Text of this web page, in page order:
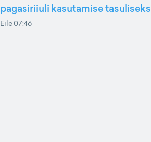
pagasiriiuli kasutamise tasuliseks
Eile 07:46